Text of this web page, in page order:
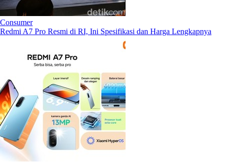
Consumer
Redmi A7 Pro Resmi di RI, Ini Spesifikasi dan Harga Lengkapnya